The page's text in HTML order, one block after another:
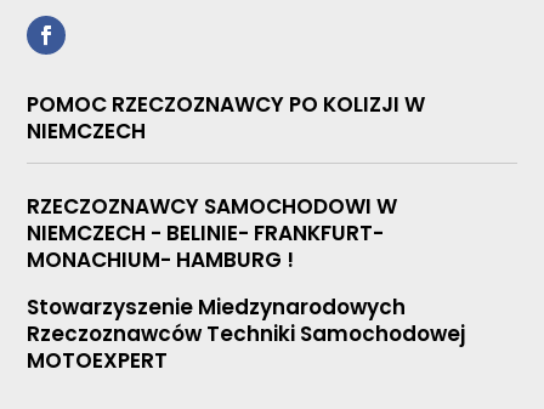
POMOC RZECZOZNAWCY PO KOLIZJI W
NIEMCZECH
RZECZOZNAWCY SAMOCHODOWI W
NIEMCZECH - BELINIE- FRANKFURT-
MONACHIUM- HAMBURG !
Stowarzyszenie Miedzynarodowych
Rzeczoznawców Techniki Samochodowej
MOTOEXPERT